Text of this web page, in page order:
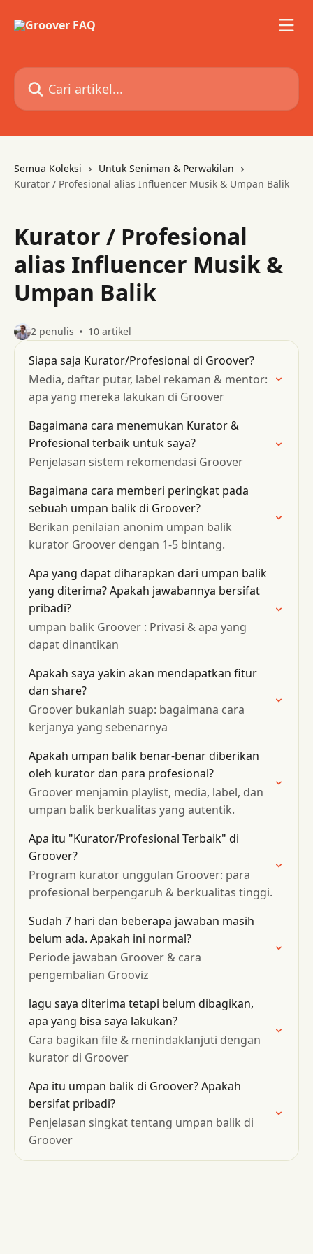
Cari artikel...
Semua Koleksi
Untuk Seniman & Perwakilan
Kurator / Profesional alias Influencer Musik & Umpan Balik
Kurator / Profesional
alias Influencer Musik &
Umpan Balik
2 penulis 10 artikel
Siapa saja Kurator/Profesional di Groover?
Media, daftar putar, label rekaman & mentor:
apa yang mereka lakukan di Groover
Bagaimana cara menemukan Kurator &
Profesional terbaik untuk saya?
Penjelasan sistem rekomendasi Groover
Bagaimana cara memberi peringkat pada
sebuah umpan balik di Groover?
Berikan penilaian anonim umpan balik
kurator Groover dengan 1-5 bintang.
Apa yang dapat diharapkan dari umpan balik
yang diterima? Apakah jawabannya bersifat
pribadi?
umpan balik Groover : Privasi & apa yang
dapat dinantikan
Apakah saya yakin akan mendapatkan fitur
dan share?
Groover bukanlah suap: bagaimana cara
kerjanya yang sebenarnya
Apakah umpan balik benar-benar diberikan
oleh kurator dan para profesional?
Groover menjamin playlist, media, label, dan
umpan balik berkualitas yang autentik.
Apa itu "Kurator/Profesional Terbaik" di
Groover?
Program kurator unggulan Groover: para
profesional berpengaruh & berkualitas tinggi.
Sudah 7 hari dan beberapa jawaban masih
belum ada. Apakah ini normal?
Periode jawaban Groover & cara
pengembalian Grooviz
lagu saya diterima tetapi belum dibagikan,
apa yang bisa saya lakukan?
Cara bagikan file & menindaklanjuti dengan
kurator di Groover
Apa itu umpan balik di Groover? Apakah
bersifat pribadi?
Penjelasan singkat tentang umpan balik di
Groover